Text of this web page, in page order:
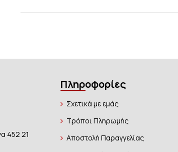
452 21
Πληροφορίες
Σχετικά με εμάς
Τρόποι Πληρωμής
Αποστολή Παραγγελίας